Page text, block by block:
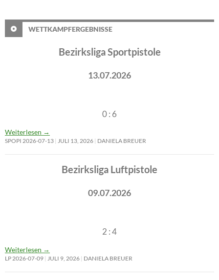
WETTKAMPFERGEBNISSE
Bezirksliga Sportpistole
13.07.2026
0 : 6
Weiterlesen →
SPOPI 2026-07-13 JULI 13, 2026 DANIELA BREUER
Bezirksliga Luftpistole
09.07.2026
2 : 4
Weiterlesen →
LP 2026-07-09 JULI 9, 2026 DANIELA BREUER